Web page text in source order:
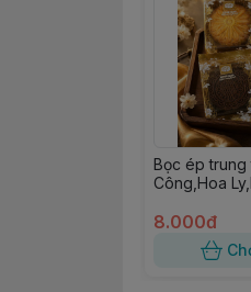
Bọc ép trung
Công,Hoa
8.000đ